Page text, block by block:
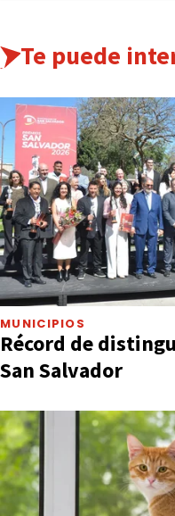
Te puede
MUNICIPIOS
Récord de
San Salvador